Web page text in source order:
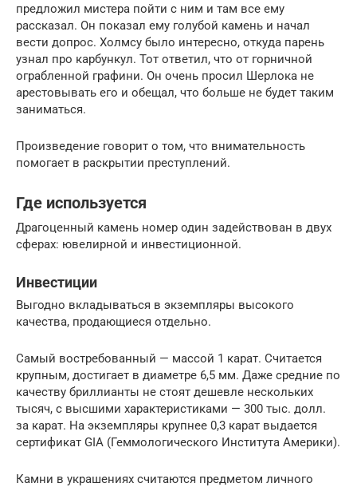
предложил мистера пойти с ним и там все ему
рассказал. Он показал ему голубой камень и начал
вести допрос. Холмсу было интересно, откуда парень
узнал про карбункул. Тот ответил, что от горничной
ограбленной графини. Он очень просил Шерлока не
арестовывать его и обещал, что больше не будет таким
заниматься.
Произведение говорит о том, что внимательность
помогает в раскрытии преступлений.
Где используется
Драгоценный камень номер один задействован в двух
сферах: ювелирной и инвестиционной.
Инвестиции
Выгодно вкладываться в экземпляры высокого
качества, продающиеся отдельно.
Самый востребованный — массой 1 карат. Считается
крупным, достигает в диаметре 6,5 мм. Даже средние по
качеству бриллианты не стоят дешевле нескольких
тысяч, с высшими характеристиками — 300 тыс. долл.
за карат. На экземпляры крупнее 0,3 карат выдается
сертификат GIA (Геммологического Института Америки).
Камни в украшениях считаются предметом личного